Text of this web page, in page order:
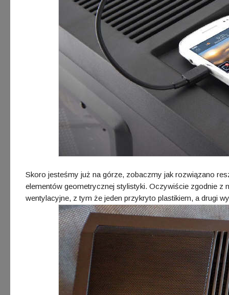
Skoro jesteśmy już na górze, zobaczmy jak rozwiązano
elementów geometrycznej stylistyki. Oczywiście zgodnie
wentylacyjne, z tym że jeden przykryto plastikiem, a drugi